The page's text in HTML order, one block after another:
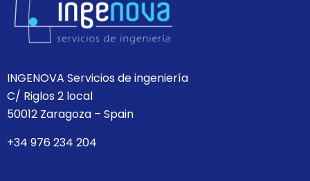
INGENOVA Servicios de ingeniería
C/ Riglos 2 local
50012 Zaragoza – Spain
+34 976 234 204